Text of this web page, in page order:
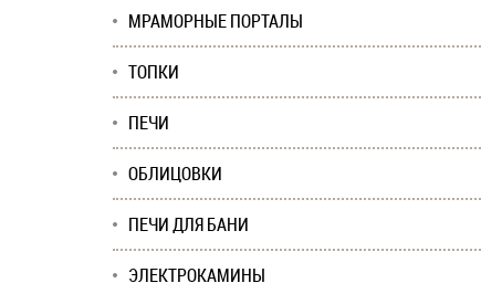
МРАМОРНЫЕ ПОРТАЛЫ
ТОПКИ
ПЕЧИ
ОБЛИЦОВКИ
ПЕЧИ ДЛЯ БАНИ
ЭЛЕКТРОКАМИНЫ